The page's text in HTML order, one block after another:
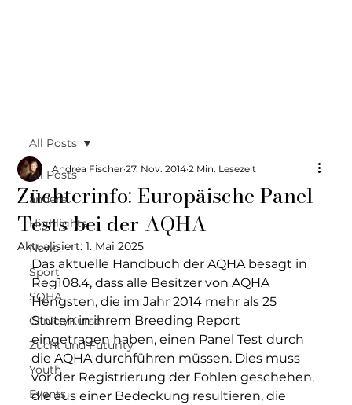
All Posts
andere
Highlights
News
Sport
SQHA
Clinics/Kurse
Zucht und Futurity
Youth
Events
All Posts
Züchterinfo: Europäische Panel
Tests bei der AQHA
Andrea Fischer 27. Nov. 2014 2 Min. Lesezeit
Aktualisiert:1. Mai 2025
Das aktuelle Handbuch der AQHA besagt in
Reg108.4, dass alle Besitzer von AQHA
Hengsten, die im Jahr 2014 mehr als 25
Stuten in ihrem Breeding Report
eingetragen haben, einen Panel Test durch
die AQHA durchführen müssen. Dies muss
vor der Registrierung der Fohlen geschehen,
die aus einer Bedeckung resultieren, die